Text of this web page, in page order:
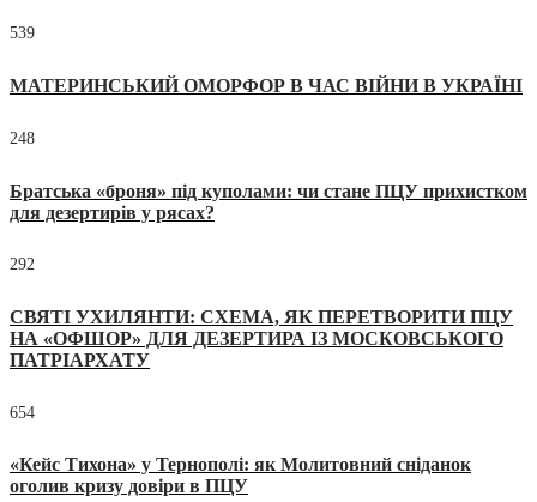
539
МАТЕРИНСЬКИЙ ОМОРФОР В ЧАС ВІЙНИ В УКРАЇНІ
248
Братська «броня» під куполами: чи стане ПЦУ прихистком
для дезертирів у рясах?
292
СВЯТІ УХИЛЯНТИ: СХЕМА, ЯК ПЕРЕТВОРИТИ ПЦУ
НА «ОФШОР» ДЛЯ ДЕЗЕРТИРА ІЗ МОСКОВСЬКОГО
ПАТРІАРХАТУ
654
«Кейс Тихона» у Тернополі: як Молитовний сніданок
оголив кризу довіри в ПЦУ